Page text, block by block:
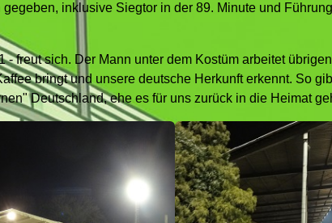
inklusive Siegtor in der 89. Minute und
freut sich. Der Mann unter dem Kostüm arbeitet
bringt und unsere deutsche Herkunft erkennt. So
Deutschland, ehe es für uns zurück in die Heimat